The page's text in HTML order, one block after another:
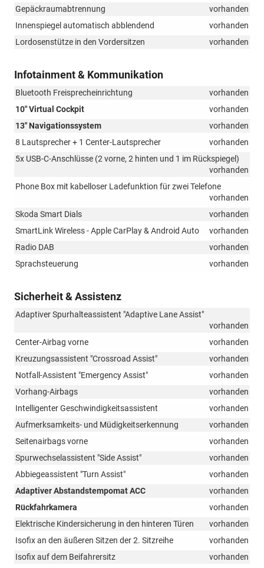
Gepäckraumabtrennung
vorhanden
Innenspiegel automatisch abblendend
vorhanden
Lordosenstütze in den Vordersitzen
vorhanden
Infotainment & Kommunikation
Bluetooth Freisprecheinrichtung
vorhanden
10" Virtual Cockpit
vorhanden
13" Navigationssystem
vorhanden
8 Lautsprecher + 1 Center-Lautsprecher
vorhanden
5x USB-C-Anschlüsse (2 vorne, 2 hinten und 1 im Rückspiegel)
vorhanden
Phone Box mit kabelloser Ladefunktion für zwei Telefone
vorhanden
Skoda Smart Dials
vorhanden
SmartLink Wireless - Apple CarPlay & Android Auto
vorhanden
Radio DAB
vorhanden
Sprachsteuerung
vorhanden
Sicherheit & Assistenz
Adaptiver Spurhalteassistent "Adaptive Lane Assist"
vorhanden
Center-Airbag vorne
vorhanden
Kreuzungsassistent "Crossroad Assist"
vorhanden
Notfall-Assistent "Emergency Assist"
vorhanden
Vorhang-Airbags
vorhanden
Intelligenter Geschwindigkeitsassistent
vorhanden
Aufmerksamkeits- und Müdigkeitserkennung
vorhanden
Seitenairbags vorne
vorhanden
Spurwechselassistent "Side Assist"
vorhanden
Abbiegeassistent "Turn Assist"
vorhanden
Adaptiver Abstandstempomat ACC
vorhanden
Rückfahrkamera
vorhanden
Elektrische Kindersicherung in den hinteren Türen
vorhanden
Isofix an den äußeren Sitzen der 2. Sitzreihe
vorhanden
Isofix auf dem Beifahrersitz
vorhanden